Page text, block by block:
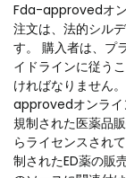
Fda-approvedオ
注文は、法的シル
す。 購入者は、プ
イドラインに従う
ければなりません
approvedオンライ
規制された医薬品
らライセンスされ
制されたED薬の販